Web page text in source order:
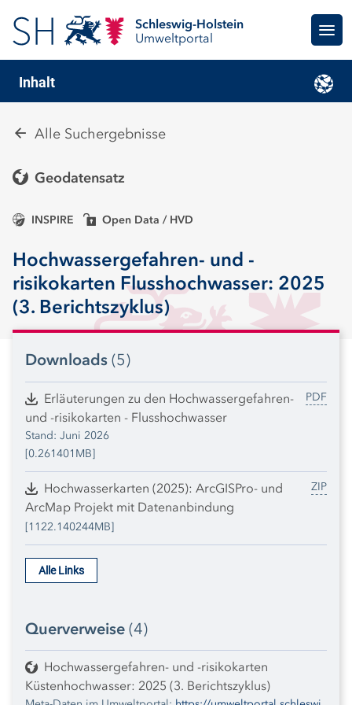
Schleswig-Holstein
Umweltportal
Alle Suchergebnisse
Geodatensatz
INSPIRE Open Data / HVD
Hochwassergefahren- und -
risikokarten Flusshochwasser: 2025
(3. Berichtszyklus)
Inhalt
Downloads (5)
PDF
Erläuterungen zu den Hochwassergefahren-
und -risikokarten - Flusshochwasser
Stand: Juni 2026
[0.261401MB]
ZIP
Hochwasserkarten (2025): ArcGISPro- und
ArcMap Projekt mit Datenanbindung
[1122.140244MB]
Alle Links
Querverweise (4)
Hochwassergefahren- und -risikokarten
Küstenhochwasser: 2025 (3. Berichtszyklus)